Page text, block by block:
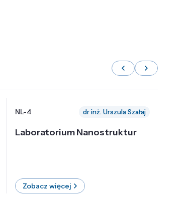
NL-4 dr inż. Urszula Szałaj
Laboratorium Nanostruktur
Zobacz więcej